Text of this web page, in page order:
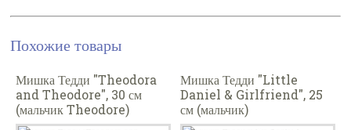
Похожие товары
Мишка Тедди "Theodora
and Theodore", 30 см
(мальчик Theodore)
Мишка Тедди "Little
Daniel & Girlfriend", 25
см (мальчик)